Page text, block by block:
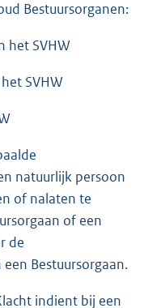
Bestuursorganen:
het SVHW
SVHW
natuurlijk persoon
of nalaten te
of een
de
Bestuursorgaan.
indient bij een